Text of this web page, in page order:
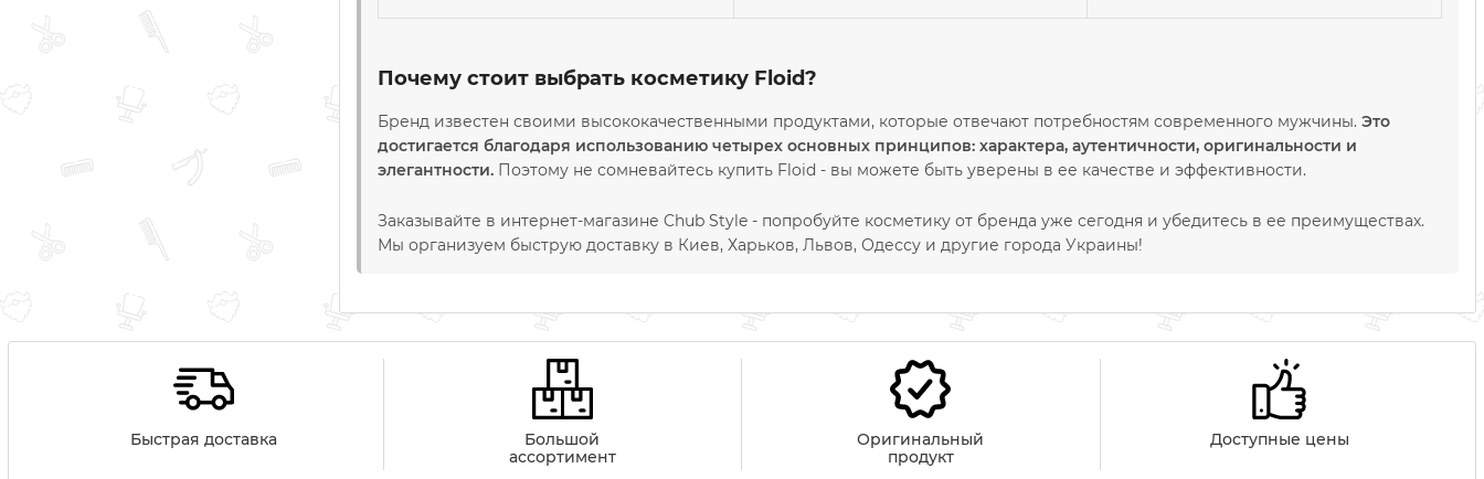
Почему стоит выбрать косметику Floid?
Бренд известен своими высококачественными продуктами, которые отвечают потребностям современного мужчины. Это
достигается благодаря использованию четырех основных принципов: характера, аутентичности, оригинальности и
элегантности. Поэтому не сомневайтесь купить Floid - вы можете быть уверены в ее качестве и эффективности.
Заказывайте в интернет-магазине Chub Style - попробуйте косметику от бренда уже сегодня и убедитесь в ее преимуществах.
Мы организуем быструю доставку в Киев, Харьков, Львов, Одессу и другие города Украины!
Быстрая доставка
Большой
ассортимент
Оригинальный
продукт
Доступные цены